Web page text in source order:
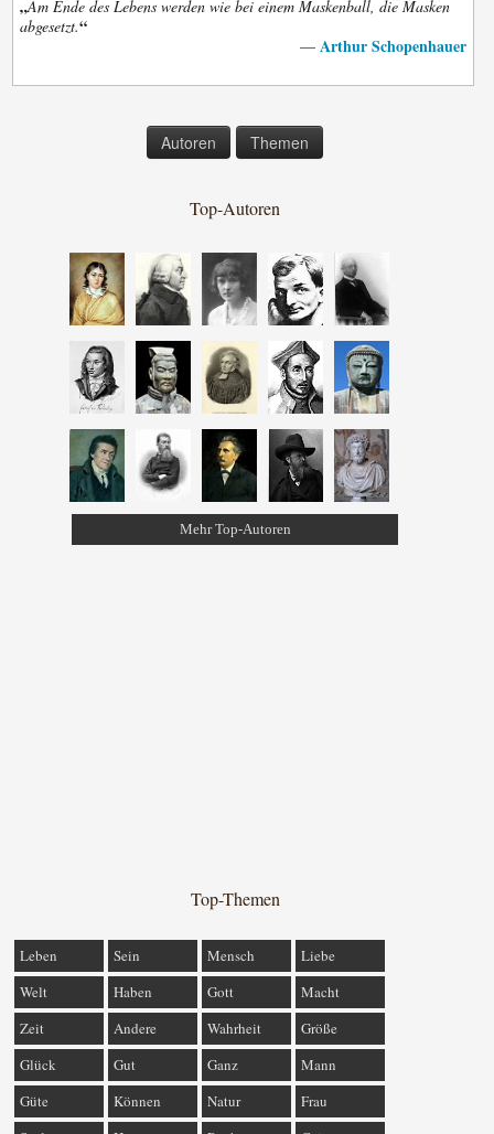
„Am Ende des Lebens werden wie bei einem Maskenball, die Masken
abgesetzt.“
— Arthur Schopenhauer
Autoren Themen
Top-Autoren
Mehr Top-Autoren
Top-Themen
Leben Sein Mensch
Liebe
Welt
Haben Gott
Macht
Zeit
Andere Wahrheit
Größe
Glück
Gut Ganz
Mann
Güte
Können Natur
Frau